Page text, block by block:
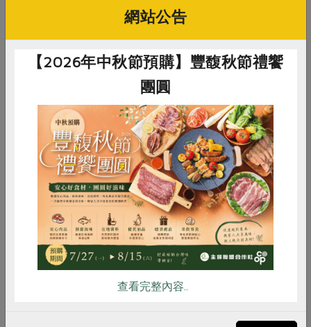
馥聚有限公司
50公克
五辛素 常溫
$165
綠吔實業有限公司
義大利香料(綠吔)-9g
9公克
全素 常溫
$48
你可能有興趣的食譜
惜食 RPET 食譜 減硝酸鹽
雞蛋 食安 共同購買
網站公告
【2026年中秋節預購】豐馥秋節禮饗
團圓
查看完整內容..